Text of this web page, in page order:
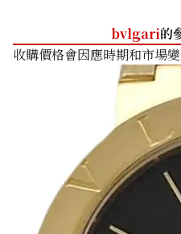
bvlgari的
收購價格會因應時期和市場